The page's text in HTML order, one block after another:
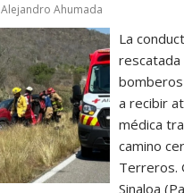
Alejandro Ahumada
La
a recibir
médica
camino
Terreros.
Sinaloa